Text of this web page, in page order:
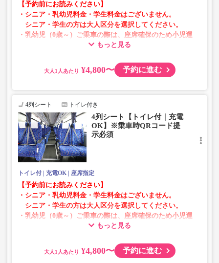
【予約前にお読みください】
・シニア・乳幼児料金・学生料金はございません。
シニア・学生の方は大人区分を選択してください。
・乳幼児（0歳～）ご乗車の際は、座席確保のため小児運
賃での乗車券が必要です。
・AM1時～5時の間はシステムメンテナンスの為ご予約が
・在庫の状況はリアルタイムの表示ではございません。
※売り切れの場合でも残数が表示される場合がありま
す。
・販売日・便ごとに随時価格が変動いたします。購入時に
販売価格をご確認の上でご予約をお願いいたします。
・一部取り扱いのない停留所がある場合がございます。
・充電設備は車両により異なり、USBタイプまたはコンセ
ントタイプでのご用意となります。
・増便や車両整備等の都合により、予告なく車両・シート
仕様が変更となる場合がございます。あらかじめご了承く
ださい。
もっと見る
大人 ¥4,800〜 予約に進む
4列シート トイレ付き
4列シート【トイレ付｜充電
OK】※乗車時QRコード提
示必須
トイレ付 充電OK 座席指定
【予約前にお読みください】
・シニア・乳幼児料金・学生料金はございません。
シニア・学生の方は大人区分を選択してください。
・乳幼児（0歳～）ご乗車の際は、座席確保のため小児運
賃での乗車券が必要です。
・AM1時～5時の間はシステムメンテナンスの為ご予約が
もっと見る
大人 ¥4,800〜 予約に進む